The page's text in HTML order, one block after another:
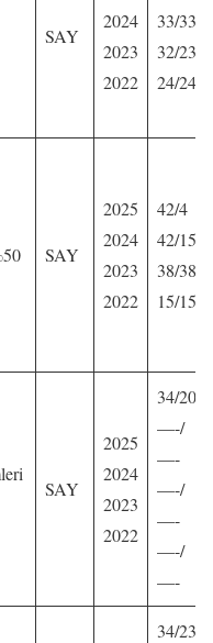
SAY
2024
2023
2022
33/33
32/23
24/24
SAY
2025
2024
2023
2022
42/4
42/15
38/38
15/15
SAY
2025
2024
2023
2022
34/20
—-/
—-
—-/
—-
—-/
—-
34/23